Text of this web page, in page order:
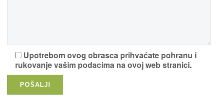
Upotrebom ovog obrasca prihvaćate pohranu i
rukovanje vašim podacima na ovoj web stranici.